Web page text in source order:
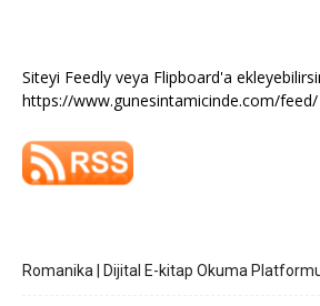
Siteyi Feedly veya Flipboard'a
https://www.gunesintamicinde.com/feed/
Romanika | Dijital E-kitap Okuma